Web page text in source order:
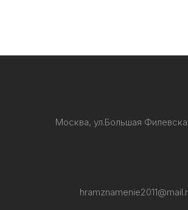
Москва, ул.Большая